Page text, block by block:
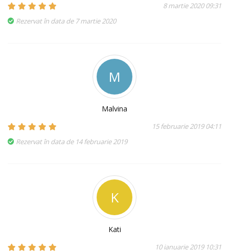
8 martie 2020 09:31
Rezervat în data de 7 martie 2020
M
Malvina
15 februarie 2019 04:11
Rezervat în data de 14 februarie 2019
K
Kati
10 ianuarie 2019 10:31